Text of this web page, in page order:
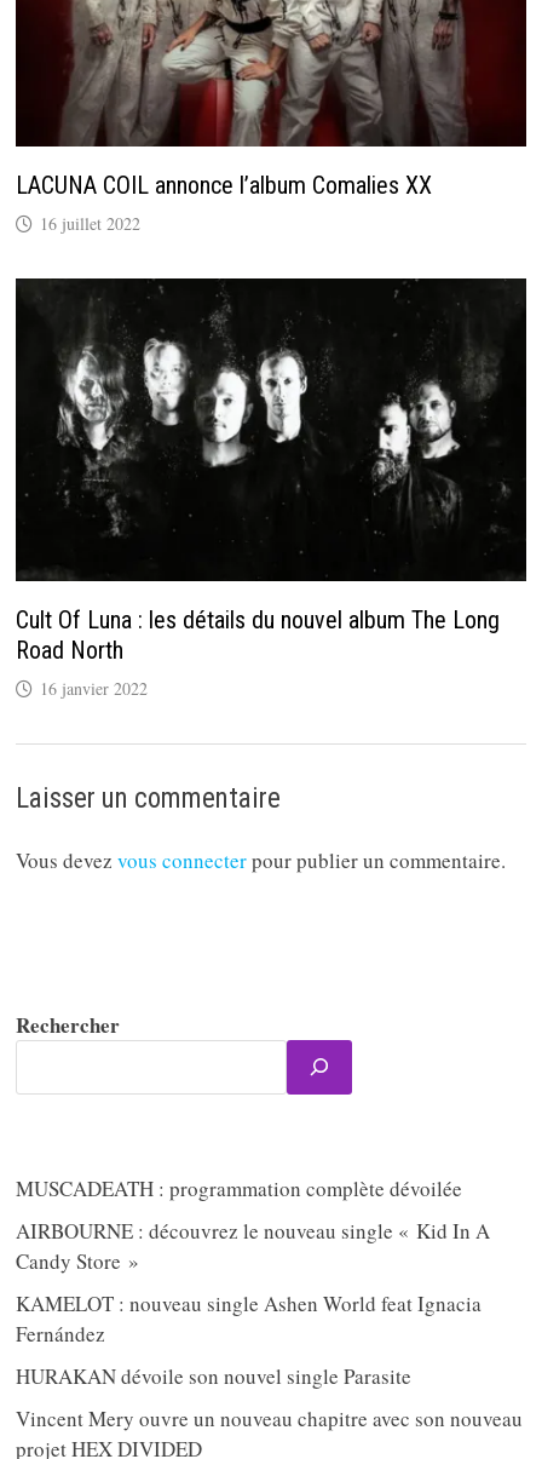
LACUNA COIL annonce l’album Comalies XX
16 juillet 2022
Cult Of Luna : les détails du nouvel album The Long
Road North
16 janvier 2022
Laisser un commentaire
Vous devezvous connecterpour publier un commentaire.
Rechercher
MUSCADEATH : programmation complète dévoilée
AIRBOURNE : découvrez le nouveau single « Kid In A
Candy Store »
KAMELOT : nouveau single Ashen World feat Ignacia
Fernández
HURAKAN dévoile son nouvel single Parasite
Vincent Mery ouvre un nouveau chapitre avec son nouveau
projet HEX DIVIDED